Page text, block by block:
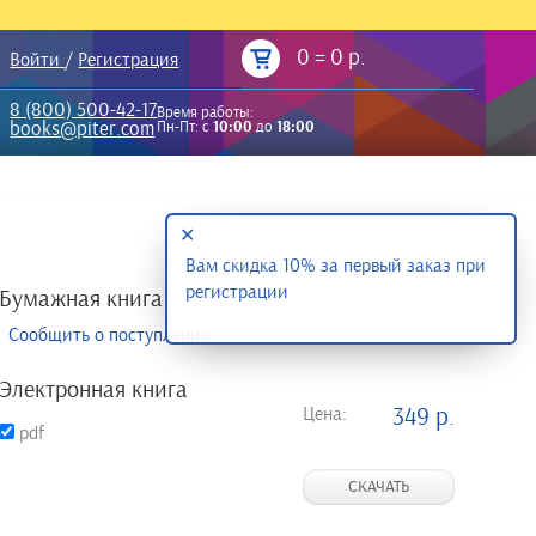
Войти / Регистрация 0 = 0 р.
8 (800) 500-42-17
books@piter.com
Время работы:
Пн-Пт: с10:00до18:00
книга
Сообщить о поступлении
книга
pdf
Цена: 349 р.
СКАЧАТЬ
Вам скидка 10% за первый заказ при
регистрации
✕